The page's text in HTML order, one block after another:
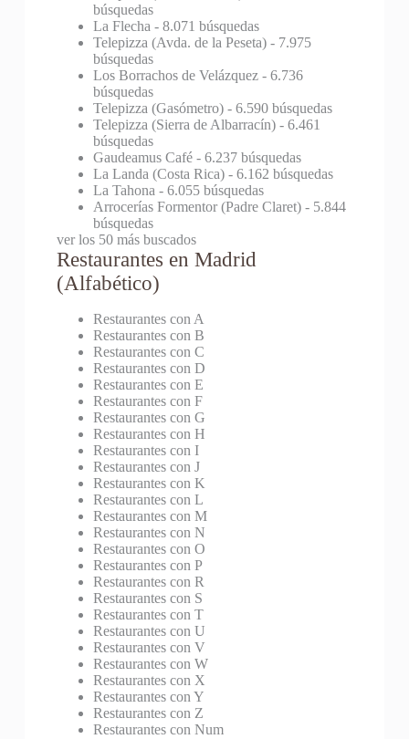
búsquedas
La Flecha - 8.071 búsquedas
Telepizza (Avda. de la Peseta)- 7.975
búsquedas
Los Borrachos de Velázquez- 6.736
búsquedas
Telepizza (Gasómetro)- 6.590 búsquedas
Telepizza (Sierra de Albarracín)- 6.461
búsquedas
Gaudeamus Café- 6.237 búsquedas
La Landa (Costa Rica)- 6.162 búsquedas
La Tahona - 6.055 búsquedas
Arrocerías Formentor (Padre Claret)- 5.844
búsquedas
ver los 50 más buscados
Restaurantes en Madrid
(Alfabético)
Restaurantes con A
Restaurantes con B
Restaurantes con C
Restaurantes con D
Restaurantes con E
Restaurantes con F
Restaurantes con G
Restaurantes con H
Restaurantes con I
Restaurantes con J
Restaurantes con K
Restaurantes con L
Restaurantes con M
Restaurantes con N
Restaurantes con O
Restaurantes con P
Restaurantes con R
Restaurantes con S
Restaurantes con T
Restaurantes con U
Restaurantes con V
Restaurantes con W
Restaurantes con X
Restaurantes con Y
Restaurantes con Z
Restaurantes con Num